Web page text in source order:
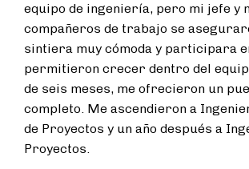
equipo de ingeniería, pero mi jefe y
compañeros de trabajo se
sintiera muy cómoda y participara
permitieron crecer dentro del
de seis meses, me ofrecieron un
completo. Me ascendieron a
de Proyectos y un año después a
Proyectos.